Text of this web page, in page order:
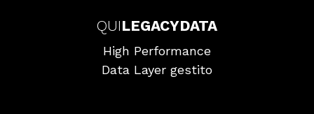
QUILEGACYDATA
High Performance
Data Layer gestito